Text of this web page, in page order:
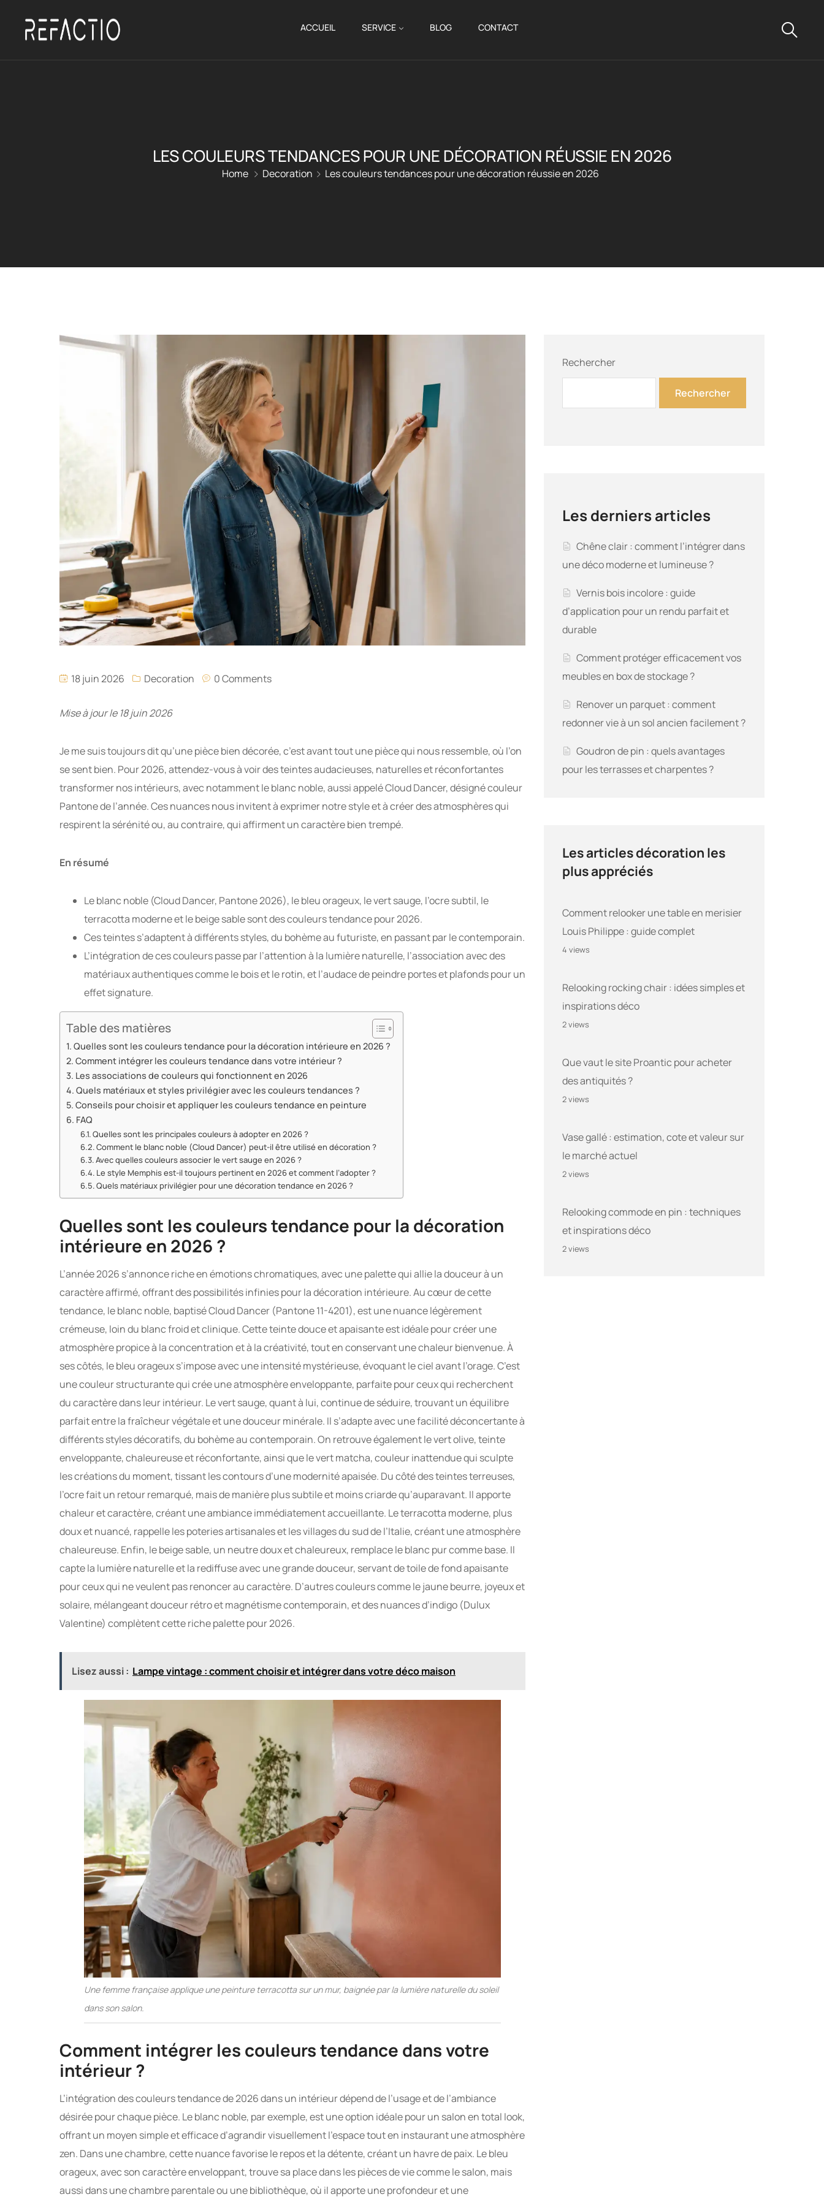
ACCUEIL SERVICE BLOG CONTACT
LES COULEURS TENDANCES POUR UNE DÉCORATION RÉUSSIE EN 2026
Home Decoration Les couleurs tendances pour une décoration réussie en 2026
18 juin 2026 Decoration 0 Comments
Mise à jour le 18 juin 2026
Je me suis toujours dit qu’une pièce bien décorée, c’est avant tout une pièce qui nous ressemble, où l’on
se sent bien. Pour 2026, attendez-vous à voir des teintes audacieuses, naturelles et réconfortantes
transformer nos intérieurs, avec notamment le blanc noble, aussi appelé Cloud Dancer, désigné couleur
Pantone de l’année. Ces nuances nous invitent à exprimer notre style et à créer des atmosphères qui
respirent la sérénité ou, au contraire, qui affirment un caractère bien trempé.
En résumé
Le blanc noble (Cloud Dancer, Pantone 2026), le bleu orageux, le vert sauge, l’ocre subtil, le
terracotta moderne et le beige sable sont des couleurs tendance pour 2026.
Ces teintes s’adaptent à différents styles, du bohème au futuriste, en passant par le contemporain.
L’intégration de ces couleurs passe par l’attention à la lumière naturelle, l’association avec des
matériaux authentiques comme le bois et le rotin, et l’audace de peindre portes et plafonds pour un
effet signature.
Table des matières
Quelles sont les couleurs tendance pour la décoration intérieure en 2026 ?
Comment intégrer les couleurs tendance dans votre intérieur ?
Les associations de couleurs qui fonctionnent en 2026
Quels matériaux et styles privilégier avec les couleurs tendances ?
Conseils pour choisir et appliquer les couleurs tendance en peinture
FAQ
Quelles sont les principales couleurs à adopter en 2026 ?
Comment le blanc noble (Cloud Dancer) peut-il être utilisé en décoration ?
Avec quelles couleurs associer le vert sauge en 2026 ?
Le style Memphis est-il toujours pertinent en 2026 et comment l’adopter ?
Quels matériaux privilégier pour une décoration tendance en 2026 ?
Quelles sont les couleurs tendance pour la décoration
intérieure en 2026 ?
L’année 2026 s’annonce riche en émotions chromatiques, avec une palette qui allie la douceur à un
caractère affirmé, offrant des possibilités infinies pour la décoration intérieure. Au cœur de cette
tendance, le blanc noble, baptisé Cloud Dancer (Pantone 11-4201), est une nuance légèrement
crémeuse, loin du blanc froid et clinique. Cette teinte douce et apaisante est idéale pour créer une
atmosphère propice à la concentration et à la créativité, tout en conservant une chaleur bienvenue. À
ses côtés, le bleu orageux s’impose avec une intensité mystérieuse, évoquant le ciel avant l’orage. C’est
une couleur structurante qui crée une atmosphère enveloppante, parfaite pour ceux qui recherchent
du caractère dans leur intérieur. Le vert sauge, quant à lui, continue de séduire, trouvant un équilibre
parfait entre la fraîcheur végétale et une douceur minérale. Il s’adapte avec une facilité déconcertante à
différents styles décoratifs, du bohème au contemporain. On retrouve également le vert olive, teinte
enveloppante, chaleureuse et réconfortante, ainsi que le vert matcha, couleur inattendue qui sculpte
les créations du moment, tissant les contours d’une modernité apaisée. Du côté des teintes terreuses,
l’ocre fait un retour remarqué, mais de manière plus subtile et moins criarde qu’auparavant. Il apporte
chaleur et caractère, créant une ambiance immédiatement accueillante. Le terracotta moderne, plus
doux et nuancé, rappelle les poteries artisanales et les villages du sud de l’Italie, créant une atmosphère
chaleureuse. Enfin, le beige sable, un neutre doux et chaleureux, remplace le blanc pur comme base. Il
capte la lumière naturelle et la rediffuse avec une grande douceur, servant de toile de fond apaisante
pour ceux qui ne veulent pas renoncer au caractère. D’autres couleurs comme le jaune beurre, joyeux et
solaire, mélangeant douceur rétro et magnétisme contemporain, et des nuances d’indigo (Dulux
Valentine) complètent cette riche palette pour 2026.
Lisez aussi : Lampe vintage : comment choisir et intégrer dans votre déco maison
Une femme française applique une peinture terracotta sur un mur, baignée par la lumière naturelle du soleil
dans son salon.
Comment intégrer les couleurs tendance dans votre
intérieur ?
L’intégration des couleurs tendance de 2026 dans un intérieur dépend de l’usage et de l’ambiance
désirée pour chaque pièce. Le blanc noble, par exemple, est une option idéale pour un salon en total look,
offrant un moyen simple et efficace d’agrandir visuellement l’espace tout en instaurant une atmosphère
zen. Dans une chambre, cette nuance favorise le repos et la détente, créant un havre de paix. Le bleu
orageux, avec son caractère enveloppant, trouve sa place dans les pièces de vie comme le salon, mais
aussi dans une chambre parentale ou une bibliothèque, où il apporte une profondeur et une
Rechercher
Rechercher
Les derniers articles
Chêne clair : comment l’intégrer dans
une déco moderne et lumineuse ?
Vernis bois incolore : guide
d’application pour un rendu parfait et
durable
Comment protéger efficacement vos
meubles en box de stockage ?
Renover un parquet : comment
redonner vie à un sol ancien facilement ?
Goudron de pin : quels avantages
pour les terrasses et charpentes ?
Les articles décoration les
plus appréciés
Comment relooker une table en merisier
Louis Philippe : guide complet
4 views
Relooking rocking chair : idées simples et
inspirations déco
2 views
Que vaut le site Proantic pour acheter
des antiquités ?
2 views
Vase gallé : estimation, cote et valeur sur
le marché actuel
2 views
Relooking commode en pin : techniques
et inspirations déco
2 views